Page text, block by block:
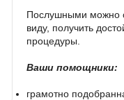
Послушными можно
виду, получить
процедуры.
Ваши помощники:
грамотно